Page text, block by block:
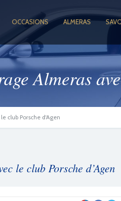
OCCASIONS ALMERAS
Almeras
club Porsche d'Agen
le club Porsche d’Agen